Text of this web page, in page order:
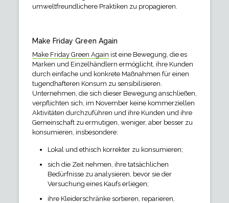
umweltfreundlichere Praktiken zu propagieren.
Make Friday Green Again
Make Friday Green Again ist eine Bewegung, die es
Marken und Einzelhändlern ermöglicht, ihre Kunden
durch einfache und konkrete Maßnahmen für einen
tugendhafteren Konsum zu sensibilisieren.
Unternehmen, die sich dieser Bewegung anschließen,
verpflichten sich, im November keine kommerziellen
Aktivitäten durchzuführen und ihre Kunden und ihre
Gemeinschaft zu ermutigen, weniger, aber besser zu
konsumieren, insbesondere:
Lokal und ethisch korrekter zu konsumieren;
sich die Zeit nehmen, ihre tatsächlichen
Bedürfnisse zu analysieren, bevor sie der
Versuchung eines Kaufs erliegen;
ihre Kleiderschränke sortieren, reparieren,